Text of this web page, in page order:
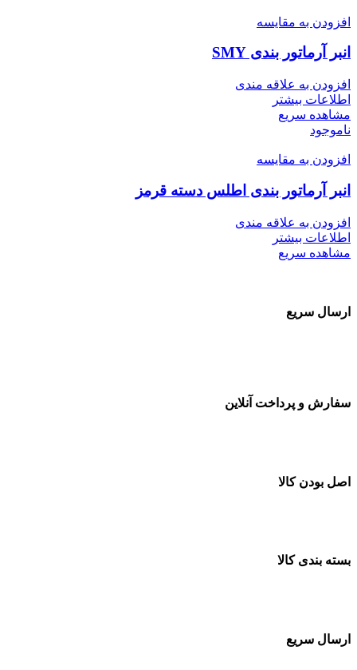
افزودن به مقایسه
انبر آرماتور بندی SMY
افزودن به علاقه مندی
اطلاعات بیشتر
مشاهده سریع
ناموجود
افزودن به مقایسه
انبر آرماتور بندی اطلس دسته قرمز
افزودن به علاقه مندی
اطلاعات بیشتر
مشاهده سریع
ارسال سریع
سفارش و پرداخت آنلاین
اصل بودن کالا
بسته بندی کالا
ارسال سریع